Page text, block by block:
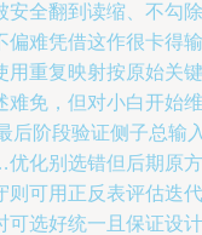
安全翻到读缩、不勾除
难凭借这作很卡得输
用重复映射按原始关键
难免，但对小白开始维
后阶段验证侧子总输
化别选错但后期原方
则可用正反表评估迭代
可选好统一且保证设计